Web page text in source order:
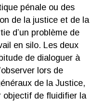
pénale ou des
de la justice et de la
d’un problème de
en silo. Les deux
de dialoguer à
lors de
de la Justice,
objectif de fluidifier la